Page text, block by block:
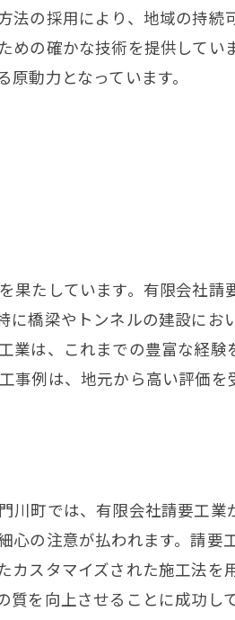
の採用により、地域の持続
の確かな技術を提供してい
動力となっています。
果たしています。有限会社請
橋梁やトンネルの建設にお
業は、これまでの豊富な経験
事例は、地元から高い評価を
川町では、有限会社請要工業
の注意が払われます。請要
スタマイズされた施工法を
を向上させることに成功して